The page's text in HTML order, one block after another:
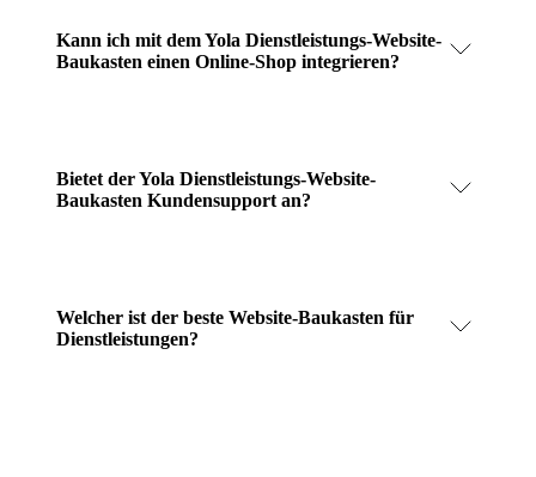
Kann ich mit dem Yola Dienstleistungs-Website-
Baukasten einen Online-Shop integrieren?
Bietet der Yola Dienstleistungs-Website-
Baukasten Kundensupport an?
Welcher ist der beste Website-Baukasten für
Dienstleistungen?